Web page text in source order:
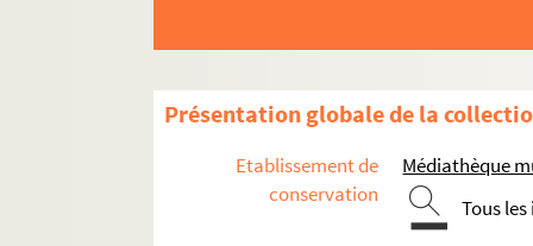
Présentation globale de la
Etablissement de
conservation
Médiathèque
Tous
2o. Lettres diverses adressées à Thomas
f° 1-2. Lettre de Jean-Henri Maubert